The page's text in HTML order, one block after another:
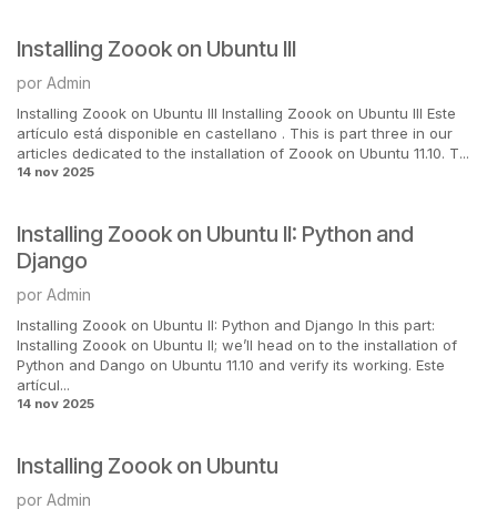
Installing Zoook on Ubuntu III
por Admin
Installing Zoook on Ubuntu III Installing Zoook on Ubuntu III Este
artículo está disponible en castellano . This is part three in our
articles dedicated to the installation of Zoook on Ubuntu 11.10. T...
14 nov 2025
Installing Zoook on Ubuntu II: Python and
Django
por Admin
Installing Zoook on Ubuntu II: Python and Django In this part:
Installing Zoook on Ubuntu II; we’ll head on to the installation of
Python and Dango on Ubuntu 11.10 and verify its working. Este
artícul...
14 nov 2025
Installing Zoook on Ubuntu
por Admin